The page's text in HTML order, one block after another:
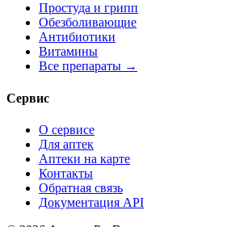
Простуда и грипп
Обезболивающие
Антибиотики
Витамины
Все препараты →
Сервис
О сервисе
Для аптек
Аптеки на карте
Контакты
Обратная связь
Документация API